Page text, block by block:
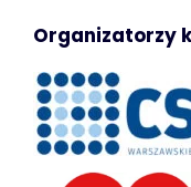
Organizatorzy